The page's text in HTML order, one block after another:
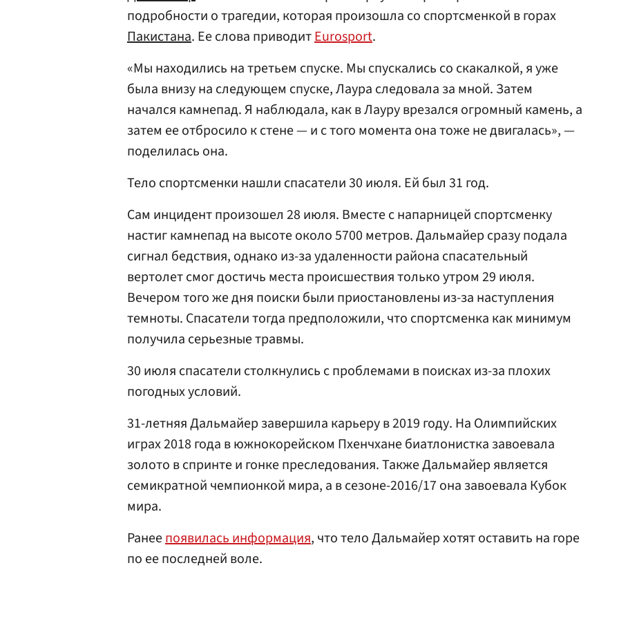
подробности о трагедии, которая произошла со спортсменкой в горах
Пакистана. Ее слова приводитEurosport.
«Мы находились на третьем спуске. Мы спускались со скакалкой, я уже
была внизу на следующем спуске, Лаура следовала за мной. Затем
начался камнепад. Я наблюдала, как в Лауру врезался огромный камень, а
затем ее отбросило к стене — и с того момента она тоже не двигалась», —
поделилась она.
Тело спортсменки нашли спасатели 30 июля. Ей был 31 год.
Сам инцидент произошел 28 июля. Вместе с напарницей спортсменку
настиг камнепад на высоте около 5700 метров. Дальмайер сразу подала
сигнал бедствия, однако из-за удаленности района спасательный
вертолет смог достичь места происшествия только утром 29 июля.
Вечером того же дня поиски были приостановлены из-за наступления
темноты. Спасатели тогда предположили, что спортсменка как минимум
получила серьезные травмы.
30 июля спасатели столкнулись с проблемами в поисках из-за плохих
погодных условий.
31-летняя Дальмайер завершила карьеру в 2019 году. На Олимпийских
играх 2018 года в южнокорейском Пхенчхане биатлонистка завоевала
золото в спринте и гонке преследования. Также Дальмайер является
семикратной чемпионкой мира, а в сезоне-2016/17 она завоевала Кубок
мира.
Ранеепоявилась информация, что тело Дальмайер хотят оставить на горе
по ее последней воле.